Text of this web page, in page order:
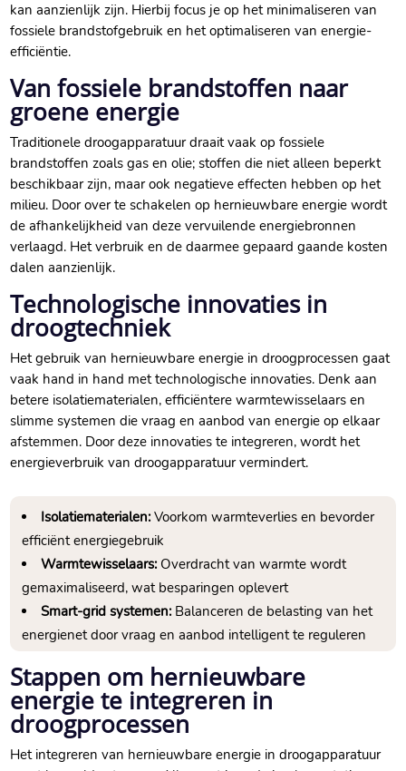
kan aanzienlijk zijn.​ Hierbij focus je op het minimaliseren van
fossiele brandstofgebruik en het optimaliseren van energie-
efficiëntie.​
Van fossiele brandstoffen naar
groene energie
Traditionele droogapparatuur draait vaak op fossiele
brandstoffen zoals gas en olie; stoffen die niet alleen beperkt
beschikbaar zijn, maar ook negatieve effecten hebben op het
milieu.​ Door over te schakelen op hernieuwbare energie wordt
de afhankelijkheid van deze vervuilende energiebronnen
verlaagd.​ Het verbruik en de daarmee gepaard gaande kosten
dalen aanzienlijk.​
Technologische innovaties in
droogtechniek
Het gebruik van hernieuwbare energie in droogprocessen gaat
vaak hand in hand met technologische innovaties.​ Denk aan
betere isolatiematerialen, efficiëntere warmtewisselaars en
slimme systemen die vraag en aanbod van energie op elkaar
afstemmen.​ Door deze innovaties te integreren, wordt het
energieverbruik van droogapparatuur vermindert.​
Isolatiematerialen:Voorkom warmteverlies en bevorder
efficiënt energiegebruik
Warmtewisselaars:Overdracht van warmte wordt
gemaximaliseerd, wat besparingen oplevert
Smart-grid systemen:Balanceren de belasting van het
energienet door vraag en aanbod intelligent te reguleren
Stappen om hernieuwbare
energie te integreren in
droogprocessen
Het integreren van hernieuwbare energie in droogapparatuur